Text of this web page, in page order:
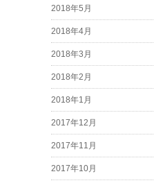
2018年5月
2018年4月
2018年3月
2018年2月
2018年1月
2017年12月
2017年11月
2017年10月